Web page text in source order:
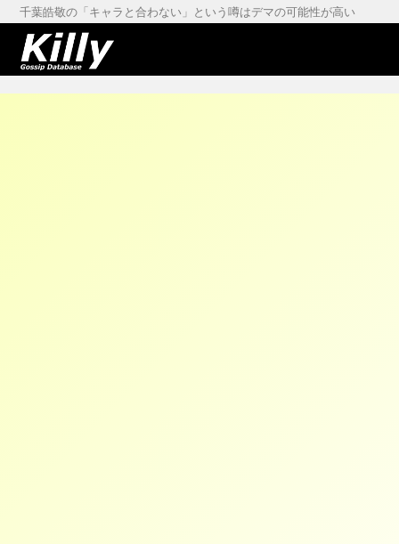
千葉皓敬の「キャラと合わない」という噂はデマの可能性が高い